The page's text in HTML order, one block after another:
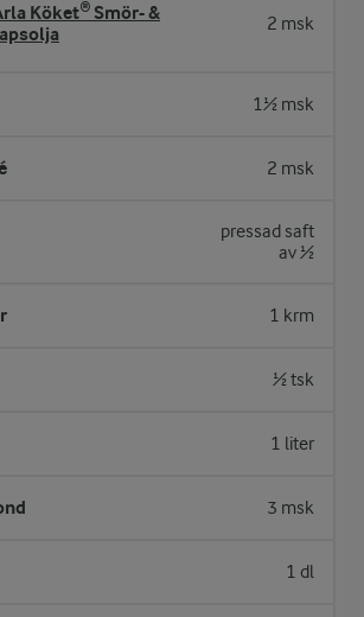
Köket® Smör- &
2 msk
1½ msk
2 msk
pressad saft
av ½
1 krm
½ tsk
1 liter
3 msk
1 dl